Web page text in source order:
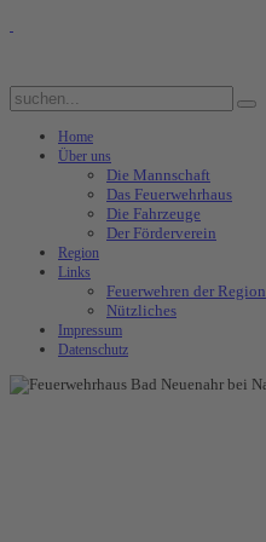
Home
Über uns
Die Mannschaft
Das Feuerwehrhaus
Die Fahrzeuge
Der Förderverein
Region
Links
Feuerwehren der Region
Nützliches
Impressum
Datenschutz